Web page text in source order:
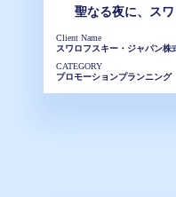
聖なる夜に、スワ
Client Name
スワロフスキー・ジャパン株
CATEGORY
プロモーションプランニング